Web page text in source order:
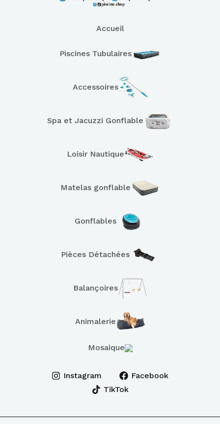
Accueil
Piscines Tubulaires
Accessoires
Spa et Jacuzzi Gonflable
Loisir Nautique
Matelas gonflable
Gonflables
Pièces Détachées
Balançoires
Animalerie
Mosaique
Instagram
Facebook
TikTok